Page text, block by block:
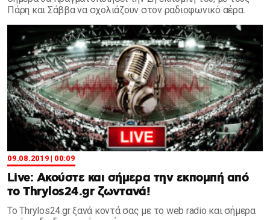
Πάρη και Σάββα να σχολιάζουν στον ραδιοφωνικό αέρα.
09.08.2019 | 00:09
Live: Ακούστε και σήμερα την εκπομπή από
το Thrylos24.gr ζωντανά!
To Thrylos24.gr ξανά κοντά σας με το web radio και σήμερα